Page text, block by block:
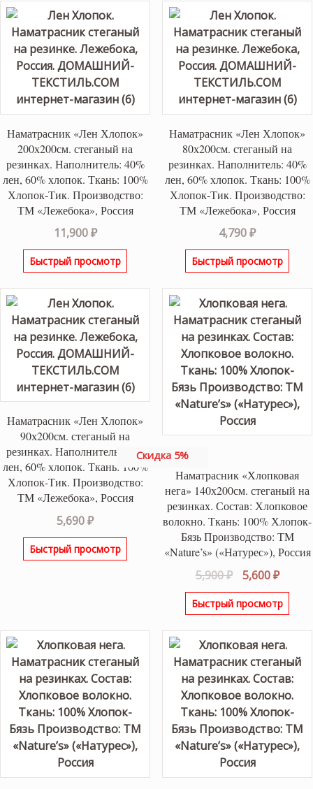
Наматрасник «Лен Хлопок»
200х200см. стеганый на
резинках. Наполнитель: 40%
лен, 60% хлопок. Ткань: 100%
Хлопок-Тик. Производство:
ТМ «Лежебока», Россия
11,900₽
Быстрый просмотр
Наматрасник «Лен Хлопок»
80х200см. стеганый на
резинках. Наполнитель: 40%
лен, 60% хлопок. Ткань: 100%
Хлопок-Тик. Производство:
ТМ «Лежебока», Россия
4,790₽
Быстрый просмотр
Наматрасник «Лен Хлопок»
90х200см. стеганый на
резинках. Наполнитель: 40%
лен, 60% хлопок. Ткань: 100%
Хлопок-Тик. Производство:
ТМ «Лежебока», Россия
5,690₽
Быстрый просмотр
Скидка 5%
Наматрасник «Хлопковая
нега» 140х200см. стеганый на
резинках. Состав: Хлопковое
волокно. Ткань: 100% Хлопок-
Бязь Производство: ТМ
«Nature’s» («Натурес»), Россия
5,900₽
цена
составляла
5,600₽
цена:
5,600
Быстрый просмотр